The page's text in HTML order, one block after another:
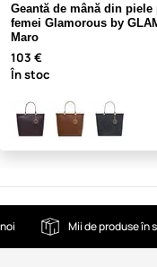
Geantă de mână din piele
femei Glamorous by
Maro
103 €
În stoc
Mii de produse în